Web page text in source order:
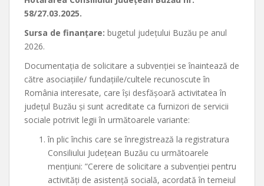
58/27.03.2025.
Sursa de finanţare: bugetul judeţului Buzău pe anul
2026.
Documentaţia de solicitare a subvenției se înaintează de
către asociațiile/ fundațiile/cultele recunoscute în
România interesate, care își desfășoară activitatea în
județul Buzău și sunt acreditate ca furnizori de servicii
sociale potrivit legii în următoarele variante:
în plic închis care se înregistrează la registratura
Consiliului Județean Buzău cu următoarele
mențiuni: ”Cerere de solicitare a subvenției pentru
activități de asistență socială, acordată în temeiul